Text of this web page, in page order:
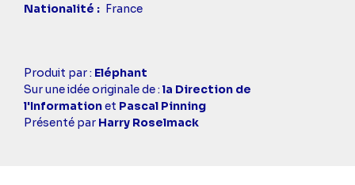
Nationalité
France
Casting
simba
Produit par : Eléphant
Sur une idée originale de : la Direction de
l'Informationet Pascal Pinning
Présenté par Harry Roselmack